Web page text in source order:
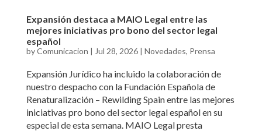
Expansión destaca a MAIO Legal entre las
mejores iniciativas pro bono del sector legal
español
byComunicacion | Jul 28, 2026| Novedades, Prensa
Expansión Jurídico ha incluido la colaboración de
nuestro despacho con la Fundación Española de
Renaturalización – Rewilding Spain entre las mejores
iniciativas pro bono del sector legal español en su
especial de esta semana. MAIO Legal presta